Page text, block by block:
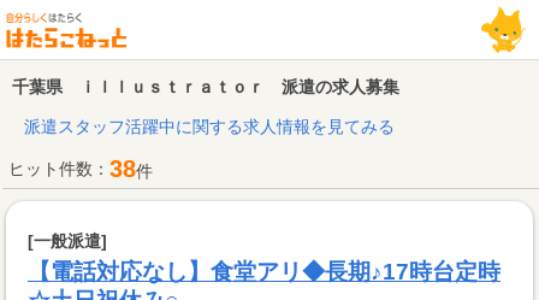
千葉県 ｉｌｌｕｓｔｒａｔｏｒ 派遣の求人募集
派遣スタッフ活躍中に関する求人情報を見てみる
ヒット件数： 38件
[一般派遣]
【電話対応なし】食堂アリ◆長期♪17時台定時